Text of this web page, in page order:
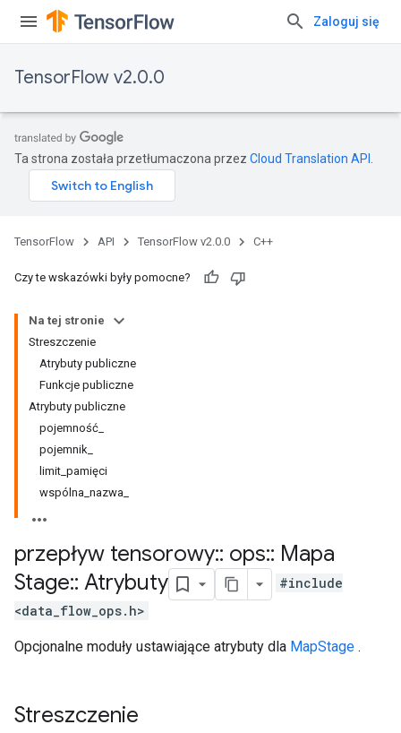
Zaloguj się
TensorFlow v2.0.0
Ta strona została przetłumaczona przez Cloud Translation API
TensorFlow API TensorFlow v2.0.0 C++
Czy te wskazówki były pomocne?
Na tej stronie
Streszczenie
Atrybuty publiczne
Funkcje publiczne
Atrybuty publiczne
pojemność_
pojemnik_
limit_pamięci
wspólna_nazwa_
przepływ tensorowy:: ops:: Mapa
Stage:: Atrybuty
#include
<data_flow_ops.h>
Opcjonalne moduły ustawiające atrybuty dla MapStage .
Streszczenie